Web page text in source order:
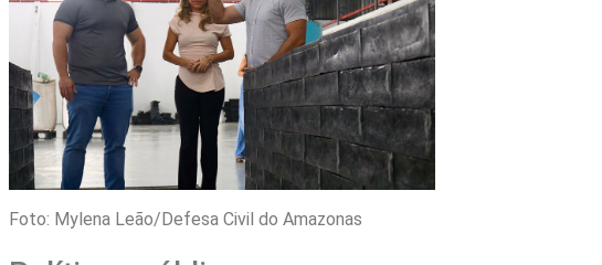
Foto: Mylena Leão/Defesa Civil do Amazonas